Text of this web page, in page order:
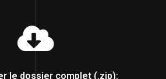
le dossier complet (.zip):